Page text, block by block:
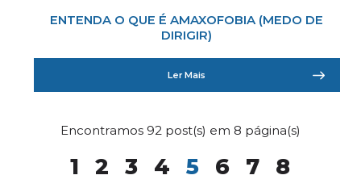
ENTENDA O QUE É AMAXOFOBIA (MEDO DE
DIRIGIR)
Ler Mais
Encontramos 92 post(s) em 8 página(s)
1 2 3 4 5 6 7 8